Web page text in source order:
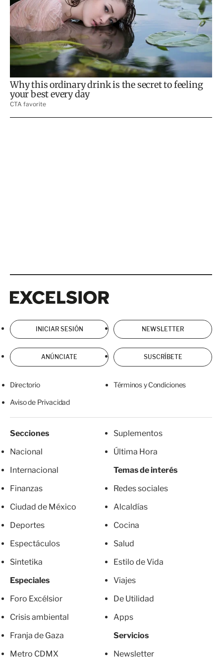
INICIAR SESIÓN NEWSLETTER
ANÚNCIATE SUSCRÍBETE
Directorio Términos y Condiciones
Aviso de Privacidad
Secciones
Nacional
Internacional
Finanzas
Ciudad de México
Deportes
Espectáculos
Sintetika
Especiales
Foro Excélsior
Crisis ambiental
Franja de Gaza
Metro CDMX
Suplementos
Última Hora
Temas de interés
Redes sociales
Alcaldías
Cocina
Salud
Estilo de Vida
Viajes
De Utilidad
Apps
Servicios
Newsletter